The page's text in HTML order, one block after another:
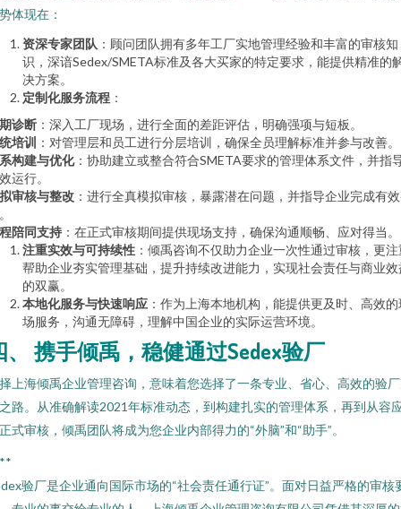
体现在：
资深专家团队 ：顾问团队拥有多年工厂实地管理经验和丰富的审核知
识，深谙Sedex/SMETA标准及各大买家的特定要求，能提供精准的
决方案。
定制化服务流程 ：
诊断 ：深入工厂现场，进行全面的差距评估，明确强项与短板。
培训 ：对管理层和员工进行分层培训，确保全员理解标准并参与改善。
构建与优化：协助建立或整合符合SMETA要求的管理体系文件，并指
运行。
审核与整改 ：进行全真模拟审核，暴露潜在问题，并指导企业完成有
陪同支持 ：在正式审核期间提供现场支持，确保沟通顺畅、应对得当。
注重实效与可持续性 ：倾禹咨询不仅助力企业一次性通过审核，更
帮助企业夯实管理基础，提升持续改进能力，实现社会责任与商业效
的双赢。
本地化服务与快速响应 ：作为上海本地机构，能提供更及时、高效
场服务，沟通无障碍，理解中国企业的实际运营环境。
、 携手倾禹，稳健通过Sedex验厂
上海倾禹企业管理咨询，意味着您选择了一条专业、省心、高效的验
路。从准确解读2021年标准动态，到构建扎实的管理体系，再到从容
式审核，倾禹团队将成为您企业内部得力的“外脑”和“助手”。
验厂是企业通向国际市场的“社会责任通行证”。面对日益严格的审核